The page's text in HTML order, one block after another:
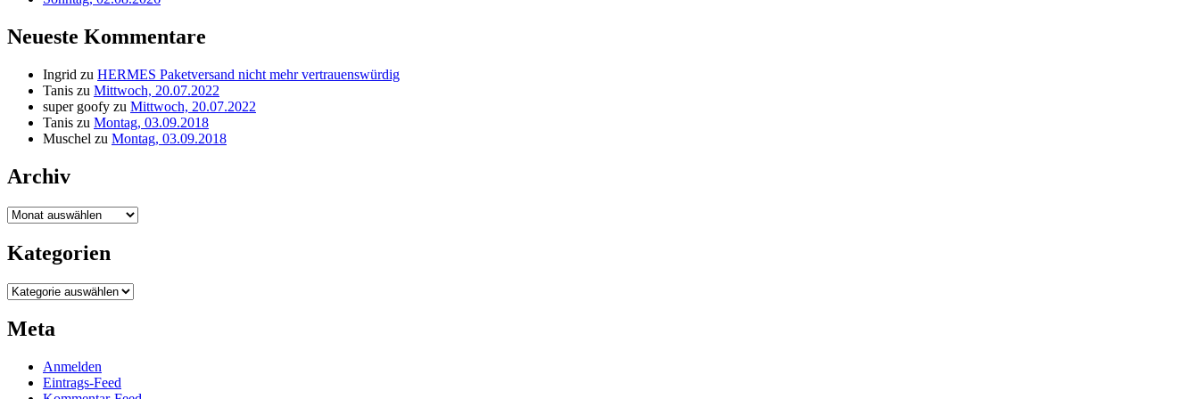
Neueste Kommentare
Ingrid zu HERMES Paketversand nicht mehr vertrauenswürdig
Tanis zu Mittwoch, 20.07.2022
super goofy zu Mittwoch, 20.07.2022
Tanis zu Montag, 03.09.2018
Muschel zu Montag, 03.09.2018
Archiv
Archiv
Kategorien
Kategorien
Meta
Anmelden
Eintrags-Feed